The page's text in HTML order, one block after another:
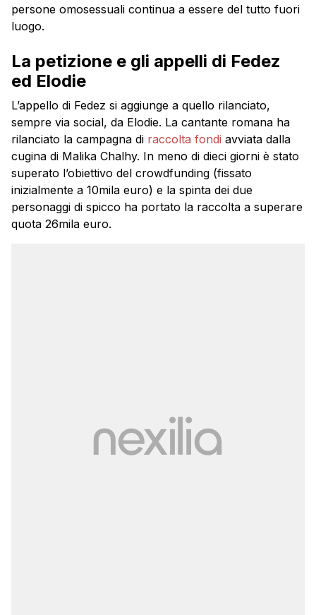
persone omosessuali continua a essere del tutto fuori
luogo.
La petizione e gli appelli di Fedez
ed Elodie
L’appello di Fedez si aggiunge a quello rilanciato,
sempre via social, da Elodie. La cantante romana ha
rilanciato la campagna di raccolta fondi avviata dalla
cugina di Malika Chalhy. In meno di dieci giorni è stato
superato l’obiettivo del crowdfunding (fissato
inizialmente a 10mila euro) e la spinta dei due
personaggi di spicco ha portato la raccolta a superare
quota 26mila euro.